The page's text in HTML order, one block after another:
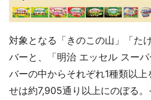
対象となる「きのこの山」「た
バーと、「明治 エッセル スー
バーの中からそれぞれ1種類以
せは約7,905通り以上にのぼる